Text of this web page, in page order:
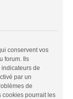
conservent vos
forum. Ils
de
par un
de
cookies pourrait les